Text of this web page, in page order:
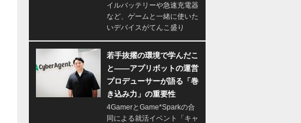
イルバッテリーや急速充電器
など、ゲームと一緒に使いた
いデバイスがてんこ盛り
若手抜擢の環境で学んだこ
と――アプリボットの運営
プロデューサーが語る「巻
き込み力」の重要性
4GamerとGame*Sparkの合
同による就活イベント「キャ